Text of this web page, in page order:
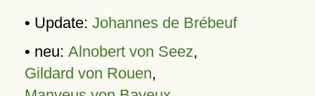
• Update: Johannes de Brébeuf
• neu: Alnobert von Seez,
Gildard von Rouen,